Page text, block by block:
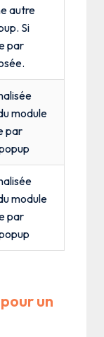
autre
Si
par
module
par
module
par
un